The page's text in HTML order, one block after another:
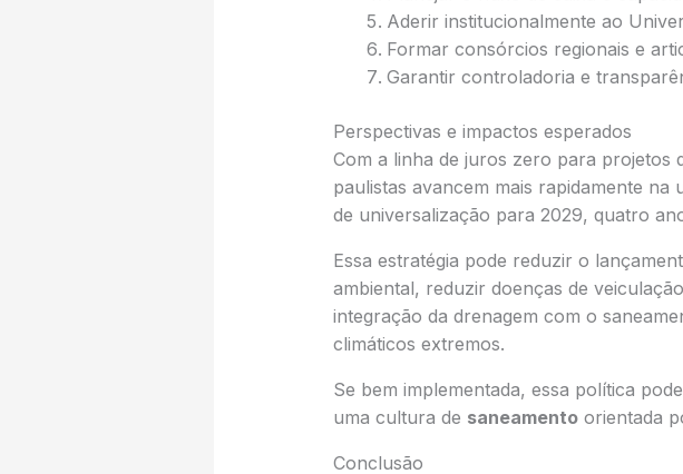
Aderir institucionalmente ao
Formar consórcios regionais e
Garantir controladoria e
Perspectivas e impactos esperados
Com a linha de juros zero para projetos
paulistas avancem mais rapidamente
de universalização para 2029, quatro
Essa estratégia pode reduzir o
ambiental, reduzir doenças de
integração da drenagem com o
climáticos extremos.
Se bem implementada, essa política
uma cultura de saneamentoorientada
Conclusão